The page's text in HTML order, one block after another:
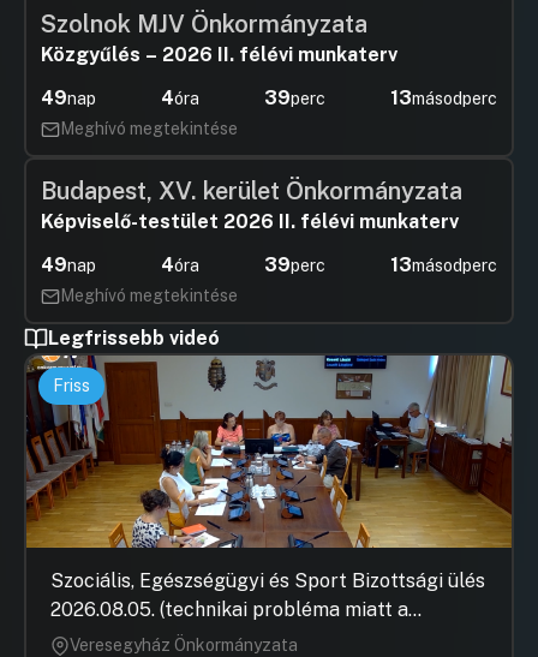
Szolnok MJV Önkormányzata
Közgyűlés – 2026 II. félévi munkaterv
49nap 4óra 39perc 13másodperc
Meghívó megtekintése
Budapest, XV. kerület Önkormányzata
Képviselő-testület 2026 II. félévi munkaterv
49nap 4óra 39perc 13másodperc
Meghívó megtekintése
Legfrissebb videó
Friss
Szociális, Egészségügyi és Sport Bizottsági ülés
2026.08.05. (technikai probléma miatt a
jegyzőkönyv elfogadása nem rögzült)
Veresegyház Önkormányzata